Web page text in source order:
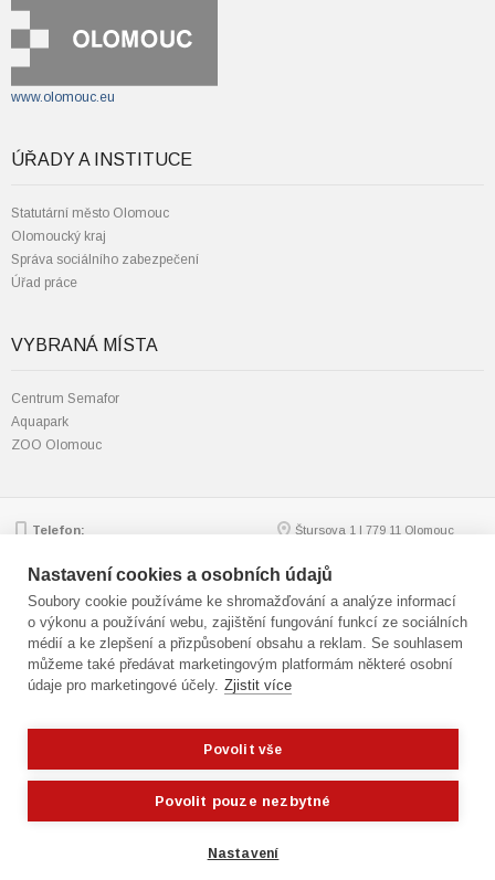
www.olomouc.eu
ÚŘADY A INSTITUCE
Statutární město Olomouc
Olomoucký kraj
Správa sociálního zabezpečení
Úřad práce
VYBRANÁ MÍSTA
Centrum Semafor
Aquapark
ZOO Olomouc
Telefon:
Email:
mmol.osv@olomouc.eu
Štursova 1 | 779 11 Olomouc
© statutární město Olomouc
Technická podpora:
webmaster
Přístupnost,GDPR
Mapa webu
Blanka Martinovská | Freeimages.com
Nastavení cookies a osobních údajů
Soubory cookie používáme ke shromažďování a analýze informací
o výkonu a používání webu, zajištění fungování funkcí ze sociálních
médií a ke zlepšení a přizpůsobení obsahu a reklam. Se souhlasem
můžeme také předávat marketingovým platformám některé osobní
údaje pro marketingové účely. Zjistit více
Povolit vše
Povolit pouze nezbytné
Nastavení
Potřebujete poradit?Zeptejte se našeho asis